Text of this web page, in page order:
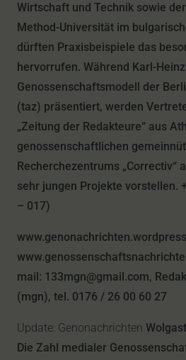
Wirtschaft und Technik sowie
Method-Universität im
dürften Praxisbeispiele das
hervorrufen. Während Karl-
Genossenschaftsmodell der
(taz) präsentiert, werden
„Zeitung der Redakteure“ aus
genossenschaftlichen
Recherchezentrums „Correctiv“
sehr jungen Projekte vorstellen.
– 017)
mail: 133mgn@gmail.com,
(mgn), tel. 0176 / 26 00 60 27
Update: Genonachrichten
Die Zahl medialer